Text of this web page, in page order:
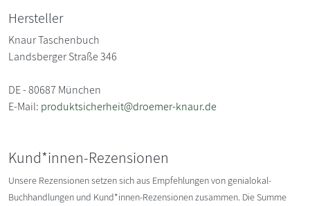
Hersteller
Knaur Taschenbuch
Landsberger Straße 346
DE - 80687 München
E-Mail: produktsicherheit@droemer-knaur.de
Kund*innen-Rezensionen
Unsere Rezensionen setzen sich aus Empfehlungen von genialokal-
Buchhandlungen und Kund*innen-Rezensionen zusammen. Die Summe